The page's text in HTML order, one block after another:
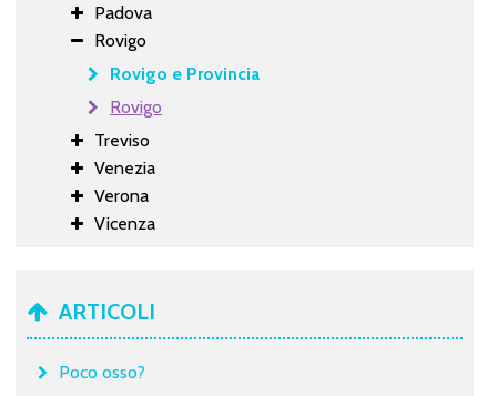
Padova
Rovigo
Rovigo e Provincia
Rovigo
Treviso
Venezia
Verona
Vicenza
ARTICOLI
Poco osso?